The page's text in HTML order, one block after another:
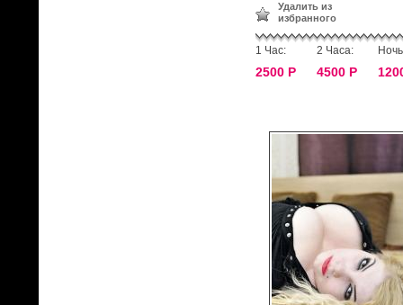
Удалить из
избранного
1 Час:
2500 Р
2 Часа:
4500 Р